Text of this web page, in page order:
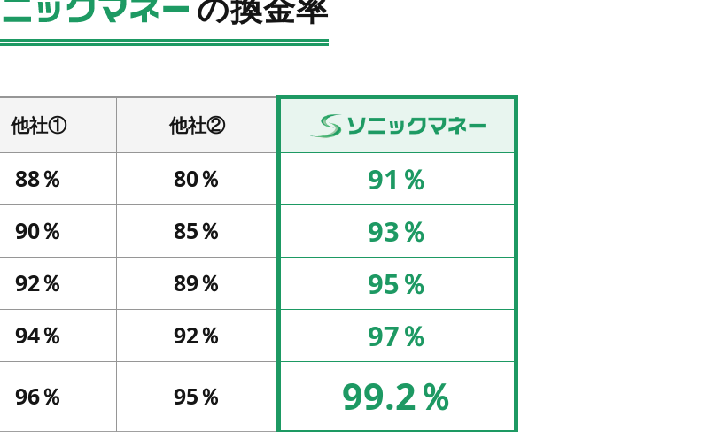
他社① 他社②
88％ 80％ 91％
90％ 85％ 93％
92％ 89％ 95％
94％ 92％ 97％
96％ 95％ 99.2％